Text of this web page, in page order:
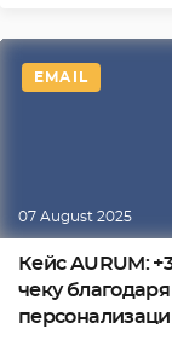
EMAIL
07 August 2025
Кейс AURUM:
чеку благодаря